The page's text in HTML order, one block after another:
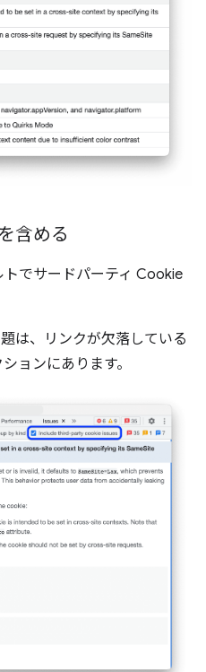
含める
でサードパーティ Cookie
は、リンクが欠落している
ョンにあります。